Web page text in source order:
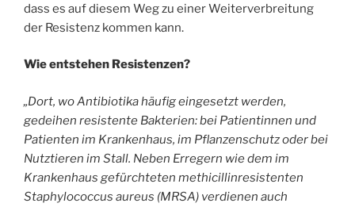
dass es auf diesem Weg zu einer Weiterverbreitung
der Resistenz kommen kann.
Wie entstehen Resistenzen?
„Dort, wo Antibiotika häufig eingesetzt werden,
gedeihen resistente Bakterien: bei Patientinnen und
Patienten im Krankenhaus, im Pflanzenschutz oder bei
Nutztieren im Stall. Neben Erregern wie dem im
Krankenhaus gefürchteten methicillinresistenten
Staphylococcus aureus (MRSA) verdienen auch